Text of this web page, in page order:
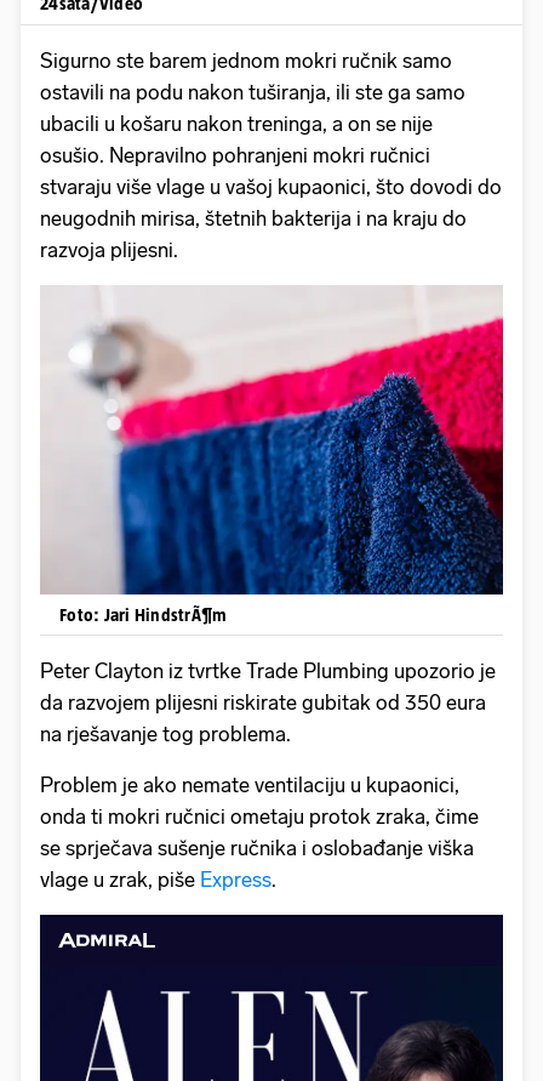
Sigurno ste barem jednom mokri ručnik samo
ostavili na podu nakon tuširanja, ili ste ga samo
ubacili u košaru nakon treninga, a on se nije
osušio. Nepravilno pohranjeni mokri ručnici
stvaraju više vlage u vašoj kupaonici, što dovodi do
neugodnih mirisa, štetnih bakterija i na kraju do
razvoja plijesni.
Foto: Jari HindstrÃ¶m
Peter Clayton iz tvrtke Trade Plumbing upozorio je
da razvojem plijesni riskirate gubitak od 350 eura
na rješavanje tog problema.
Problem je ako nemate ventilaciju u kupaonici,
onda ti mokri ručnici ometaju protok zraka, čime
se sprječava sušenje ručnika i oslobađanje viška
vlage u zrak, piše Express.